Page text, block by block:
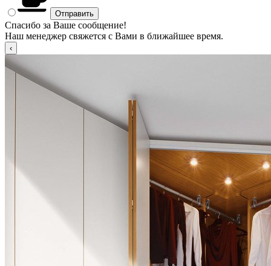
Спасибо за Ваше сообщение!
Наш менеджер свяжется с Вами в ближайшее время.